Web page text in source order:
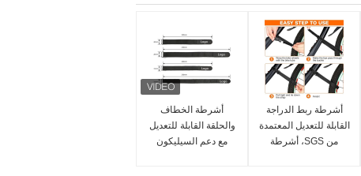
أشرطة الخطاف
والحلقة القابلة للتعديل
مع دعم السيليكون
أشرطة ربط الدراجة
القابلة للتعديل المعتمدة
من SGS، أشرطة